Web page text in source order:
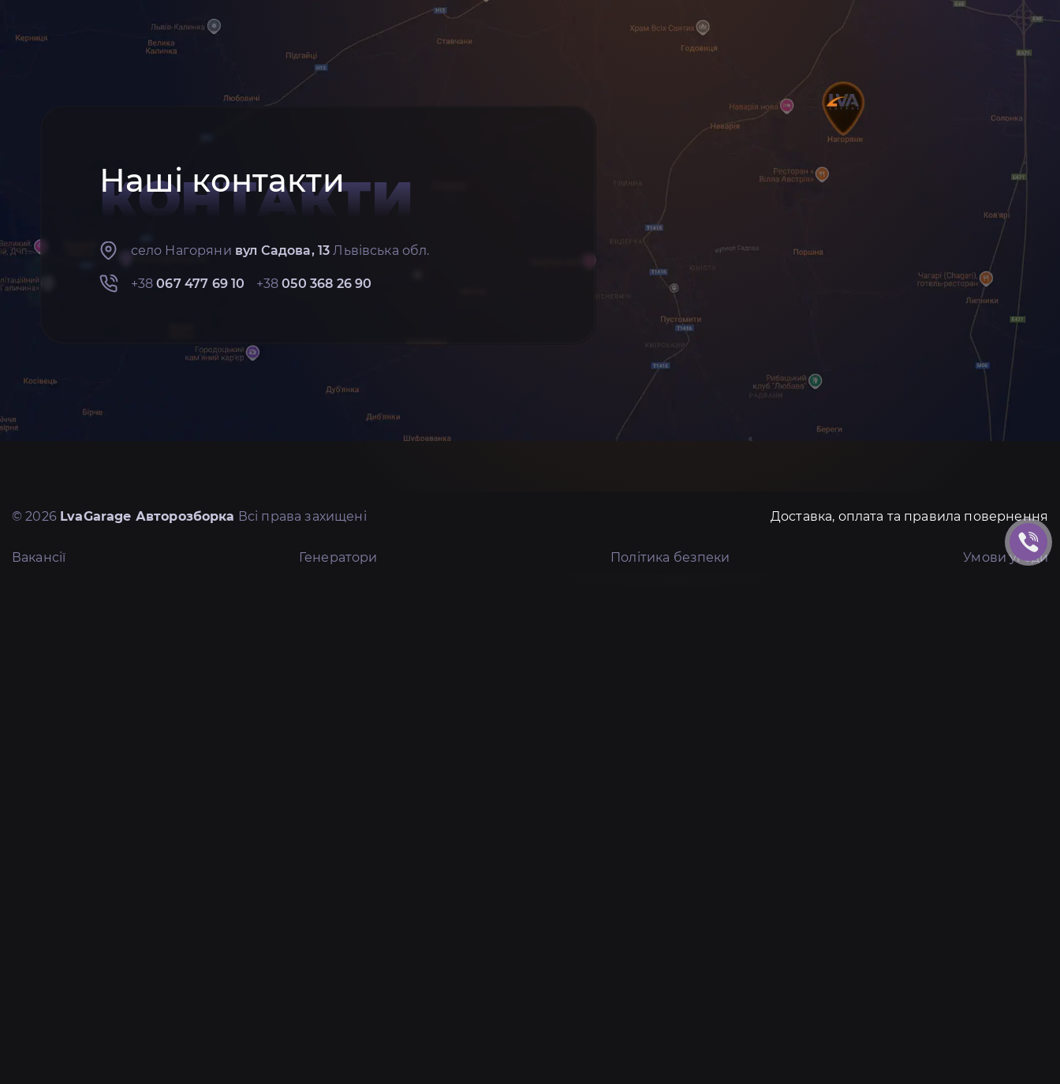
Наші контакти
КОНТАКТИ
село Нагоряни вул Садова, 13 Львівська обл.
+38067 477 69 10 +38050 368 26 90
© 2026 LvaGarage Авторозборка Всі права захищені Доставка, оплата та правила повернення
Вакансії Генератори Політика безпеки Умови угоди